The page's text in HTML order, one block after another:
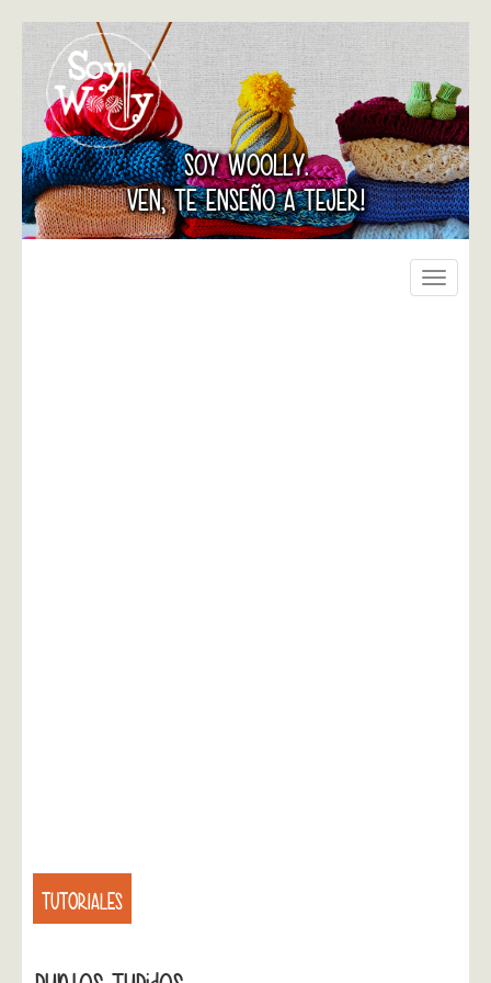
SOY WOOLLY.
VEN, TE ENSEÑO A TEJER!
Toggle
TUTORIALES